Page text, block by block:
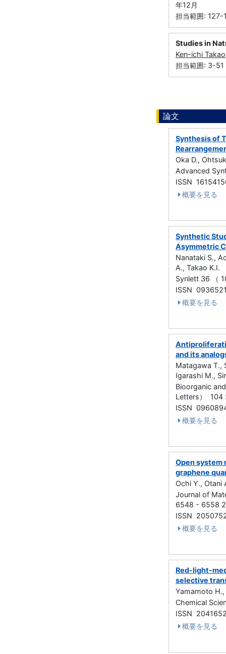
年12月
担当範囲: 127-
Studies in
Ken-ichi Takao
担当範囲: 3-51
論文
Synthesis of
Oka D.,
Advanced
ISSN
概要を見る
Synthetic
Asymmetric
Nanataki S.,
A., Takao K.I.
Synlett 36 （
ISSN
概要を見る
and its
Matagawa T.,
Igarashi M.,
Bioorganic
Letters） 104
ISSN
概要を見る
Open system
graphene
Ochi Y., Otani
Journal of
6548 - 6558
ISSN
概要を見る
Red-light-
selective
Yamamoto H.,
Chemical
ISSN
概要を見る